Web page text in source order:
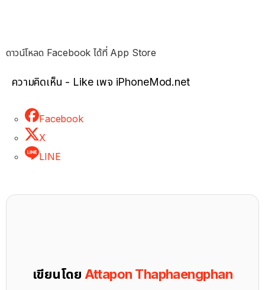
ดาวน์โหลด Facebook ได้ที่ App Store
ความคิดเห็น - Like เพจ iPhoneMod.net
Facebook
X
LINE
เขียนโดย Attapon Thaphaengphan